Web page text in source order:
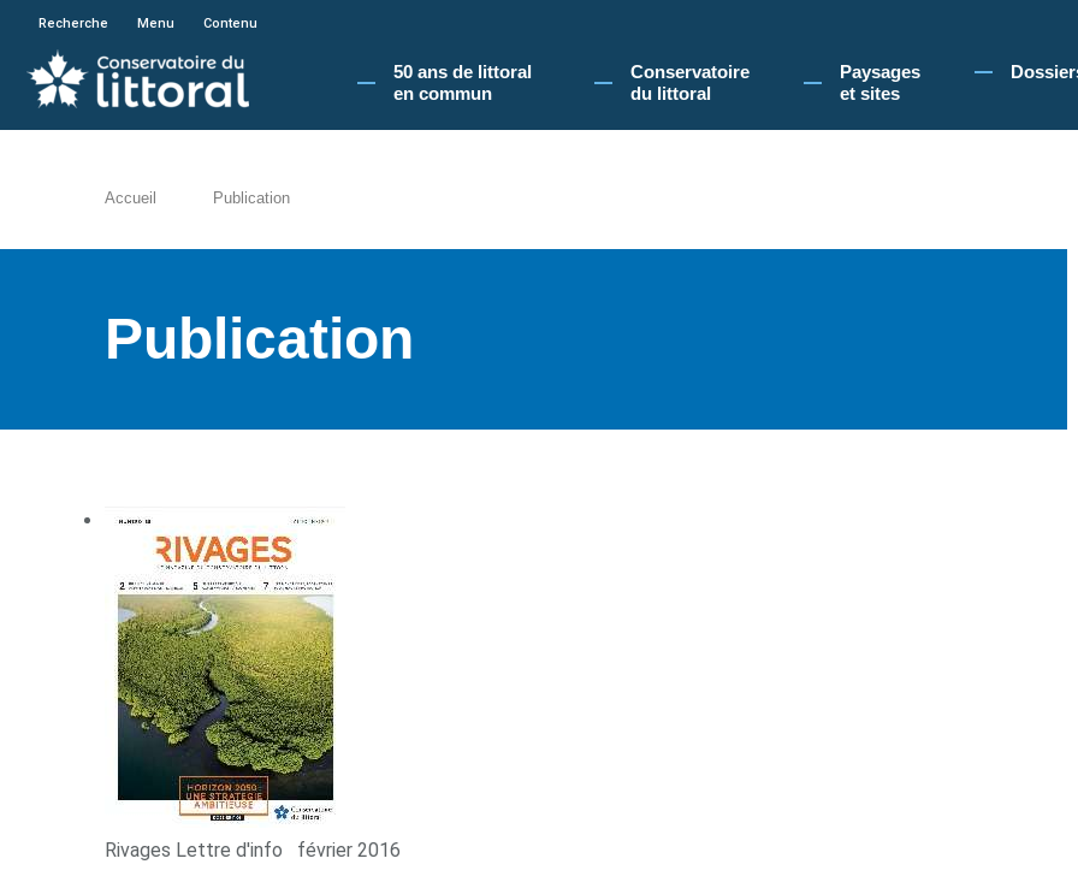
En poursuivant votre navigation sur le site du Conservatoire du littoral, vous acceptez l'utilisation de cookies pour vous
Recherche Menu Contenu
50 ans de littoral
en commun​
Conservatoire
du littoral
Paysages
et sites
Accueil Publication
Publication
Rivages Lettre d'info février 2016